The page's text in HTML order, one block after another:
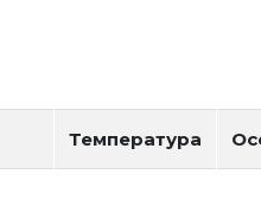
Температура